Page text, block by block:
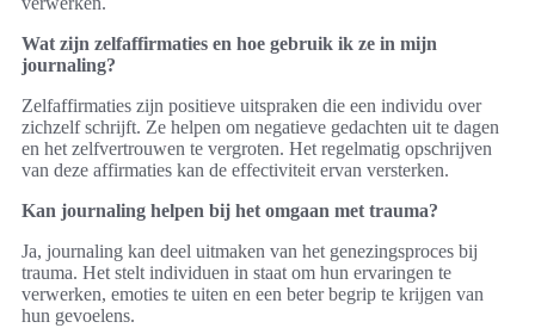
Wat zijn zelfaffirmaties en hoe gebruik ik ze in mijn
journaling?
Zelfaffirmaties zijn positieve uitspraken die een individu over
zichzelf schrijft. Ze helpen om negatieve gedachten uit te dagen
en het zelfvertrouwen te vergroten. Het regelmatig opschrijven
van deze affirmaties kan de effectiviteit ervan versterken.
Kan journaling helpen bij het omgaan met trauma?
Ja, journaling kan deel uitmaken van het genezingsproces bij
trauma. Het stelt individuen in staat om hun ervaringen te
verwerken, emoties te uiten en een beter begrip te krijgen van
hun gevoelens.